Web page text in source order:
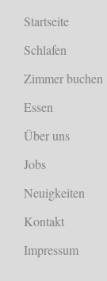
Startseite
Schlafen
Zimmer buchen
Essen
Über uns
Jobs
Neuigkeiten
Kontakt
Impressum